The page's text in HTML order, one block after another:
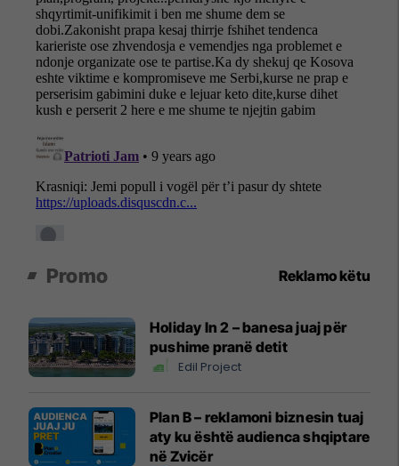
Promo Reklamo këtu
Holiday In 2 – banesa juaj për
pushime pranë detit
Edil Project
Plan B – reklamoni biznesin tuaj
aty ku është audienca shqiptare
në Zvicër